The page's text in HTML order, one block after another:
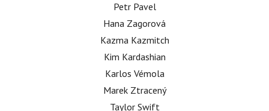
Petr Pavel
Hana Zagorová
Kazma Kazmitch
Kim Kardashian
Karlos Vémola
Marek Ztracený
Taylor Swift